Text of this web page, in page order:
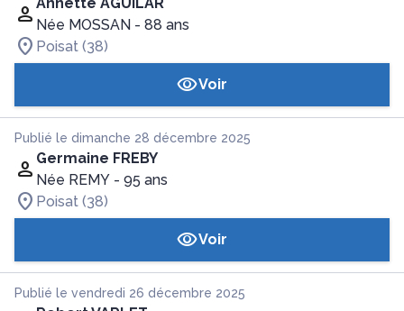
Née MOSSAN - 88 ans
Poisat (38)
Voir
Publié le dimanche 28 décembre 2025
Germaine FREBY
Née REMY - 95 ans
Poisat (38)
Voir
Publié le vendredi 26 décembre 2025